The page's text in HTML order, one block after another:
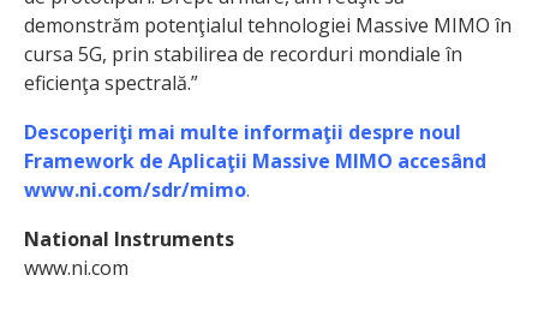
demonstrăm potenţialul tehnologiei Massive MIMO în
cursa 5G, prin stabilirea de recorduri mondiale în
eficienţa spectrală.”
Descoperiţi mai multe informaţii despre noul
Framework de Aplicaţii Massive MIMO accesând
www.ni.com/sdr/mimo.
National Instruments
www.ni.com